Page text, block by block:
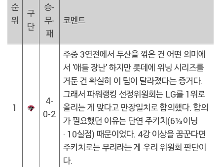
순
위
구
단
승-
무-
패
코멘트
1
4-
0-2
주중 3연전에서 두산을 꺾은 건 어떤 의미에
서 '애들 장난' 하지만 롯데에 위닝 시리즈를
거둔 건 확실히 이 팀이 달라졌다는 증거다.
그래서 파워랭킹 선정위원회는 LG를 1위로
올리는 게 맞다고 만장일치로 합의했다. 합의
가 필요했던 이유는 단연 주키치(6⅓이닝
· 10실점) 때문이었다. 4강 이상을 꿈꾼다면
주키치로는 무리라는 게 우리 위원회 판단이
다.